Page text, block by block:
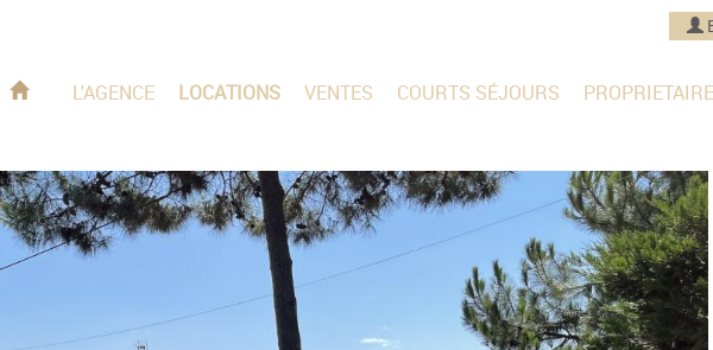
L'AGENCE LOCATIONS VENTES COURTS SÉJOURS